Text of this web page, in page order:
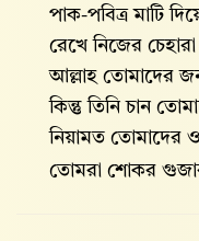
পাক-পবিত্র মাটি
রেখে নিজের
আল্লাহ তোমাদের
কিন্তু তিনি চান
নিয়ামত তোমাদের
তোমরা শোকর